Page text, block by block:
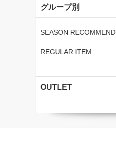
グループ別
SEASON RECOMMEND
REGULAR ITEM
OUTLET